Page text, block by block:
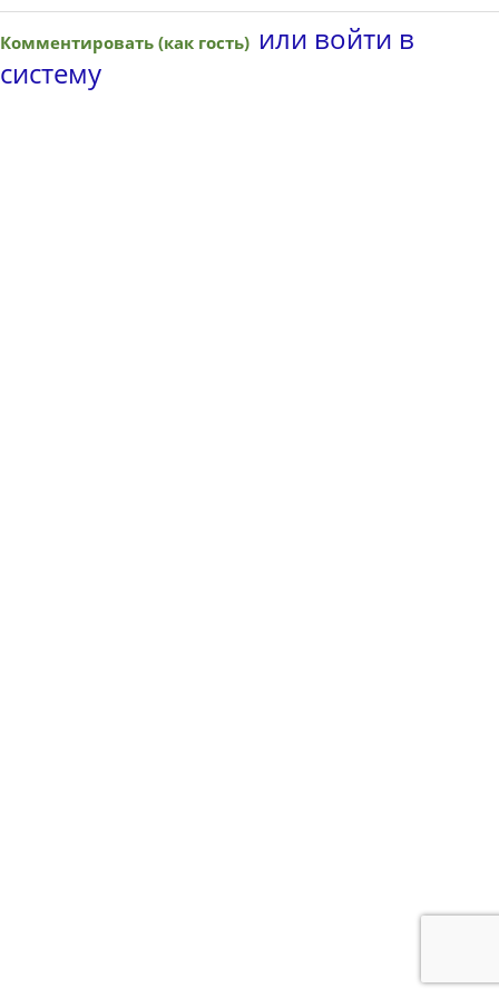
Комментировать (как гость) или войти в
систему